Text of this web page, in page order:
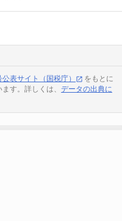
表サイト（国税庁）
をもとに
す。詳しくは、 データの出典に